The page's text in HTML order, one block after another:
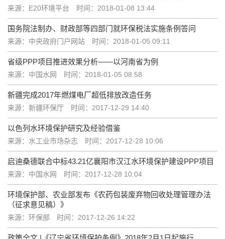
来源：E20环境平台 时间：2018-01-08 13:44
国务院法制办、财政部等四部门就环保税法实施条例答问
来源：中央政府门户网站 时间：2018-01-05 09:11
省级PPP项目推进效果分析——以河南省为例
来源：中国水网 时间：2018-01-05 08:58
新疆完成2017年燃煤电厂超低排放改造任务
来源：新疆环保厅 时间：2017-12-29 14:40
以色列水环境保护研究及经验借鉴
来源：水工业市场杂志 时间：2017-12-28 10:06
启迪桑德联合中标43.21亿襄阳市汉江水环境保护建设PPP项目
来源：中国水网 时间：2017-12-28 10:04
环境保护部、农业部发布《农药包装废弃物回收处理管理办法
（征求意见稿）》
来源：环保部 时间：2017-12-26 14:22